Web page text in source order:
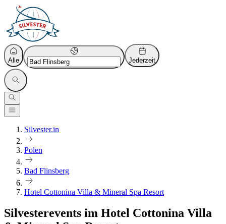
Alle Jederzeit
Silvester.in
Polen
Bad Flinsberg
Hotel Cottonina Villa & Mineral Spa Resort
Silvesterevents im Hotel Cottonina Villa